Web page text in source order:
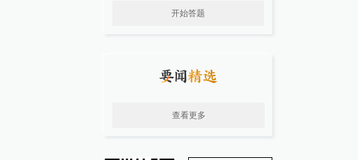
开始答题
查看更多